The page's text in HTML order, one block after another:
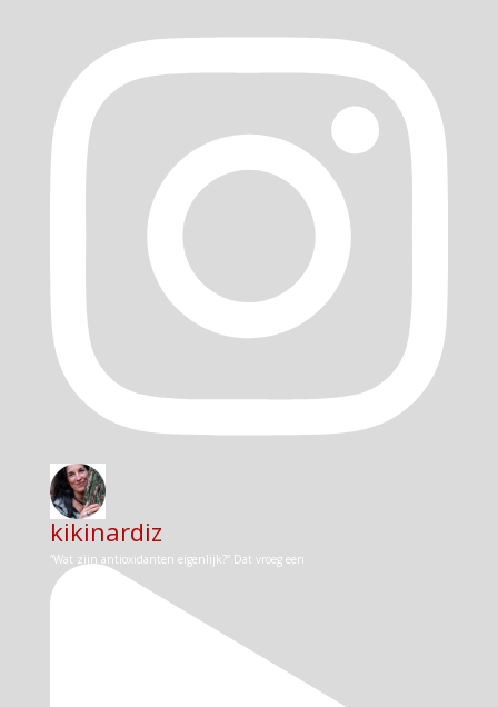
kikinardiz
“Wat zijn antioxidanten eigenlijk?” Dat vroeg een